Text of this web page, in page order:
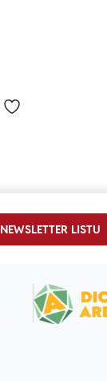
5
Dodaj u omiljene
LISTU